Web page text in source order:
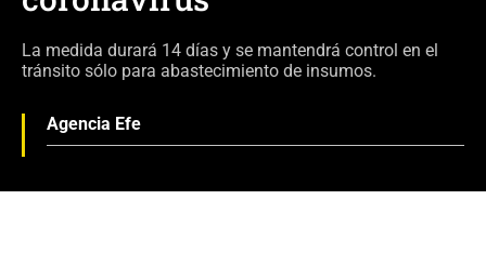
La medida durará 14 días y se mantendrá control en el
tránsito sólo para abastecimiento de insumos.
Agencia Efe